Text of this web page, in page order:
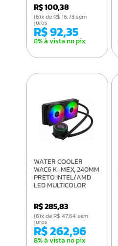
R$ 100,38
R$ 92,35
8% à vista no pix
(6)x de R$ 16,73 sem
juros
WATER COOLER
WAC6 K-MEX, 240MM
PRETO INTEL/AMD
LED MULTICOLOR
R$ 285,83
R$ 262,96
8% à vista no pix
(6)x de R$ 47,64 sem
juros